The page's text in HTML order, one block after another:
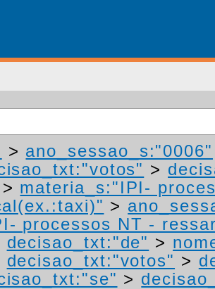
> ano_sessao_s:"0006"
>
> materia_s:"IPI-
>
processos NT -
decisao_txt:"de" >
decisao_txt:"votos" >
>